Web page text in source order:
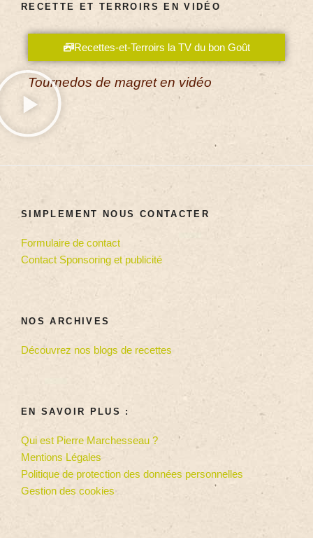
RECETTE ET TERROIRS EN VIDÉO
Recettes-et-Terroirs la TV du bon Goût
Tournedos de magret en vidéo
SIMPLEMENT NOUS CONTACTER
Formulaire de contact
Contact Sponsoring et publicité
NOS ARCHIVES
Découvrez nos blogs de recettes
EN SAVOIR PLUS :
Qui est Pierre Marchesseau ?
Mentions Légales
Politique de protection des données personnelles
Gestion des cookies